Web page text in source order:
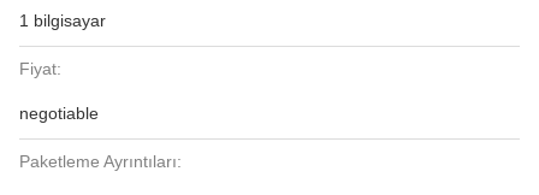
1 bilgisayar
Fiyat:
negotiable
Paketleme Ayrıntıları: